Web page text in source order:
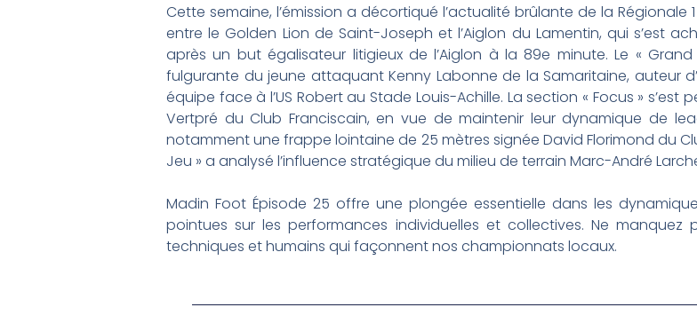
Cette semaine, l’émission a décortiqué l’actualité brûlante de la
entre le Golden Lion de Saint-Joseph et l’Aiglon du Lamentin, qui s’est
après un but égalisateur litigieux de l’Aiglon à la 89e minute. Le «
fulgurante du jeune attaquant Kenny Labonne de la Samaritaine, auteur
équipe face à l’US Robert au Stade Louis-Achille. La section « Focus »
Vertpré du Club Franciscain, en vue de maintenir leur dynamique de
notamment une frappe lointaine de 25 mètres signée David Florimond du
Jeu » a analysé l’influence stratégique du milieu de terrain Marc-André
Madin Foot Épisode 25 offre une plongée essentielle dans les
pointues sur les performances individuelles et collectives. Ne
techniques et humains qui façonnent nos championnats locaux.